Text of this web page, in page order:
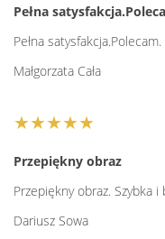
Pełna
Pełna satysfakcja.Polecam.
Małgorzata Cała
★★★★★
Przepiękny obraz
Przepiękny obraz. Szybka
Dariusz Sowa